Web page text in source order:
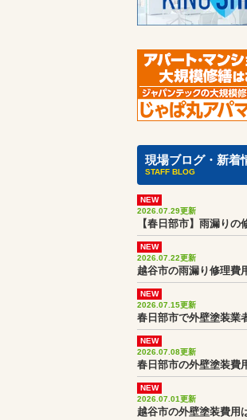
現場ブログ・新着
STAFF BLOG
NEW
2026.07.29更新
【春日部市】雨漏り
NEW
2026.07.22更新
越谷市の雨漏り修理費
NEW
2026.07.15更新
春日部市で外壁塗装業
NEW
2026.07.08更新
春日部市の外壁塗装費
NEW
2026.07.01更新
越谷市の外壁塗装費用